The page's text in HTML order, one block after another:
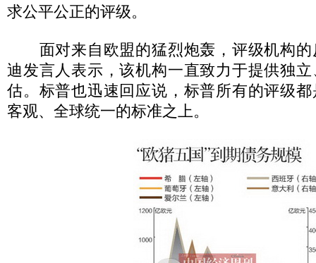
求公平公正的评级。
面对来自欧盟的猛烈炮轰，评级机构的
迪发言人表示，该机构一直致力于提供独
估。标普也迅速回应说，标普所有的评级
客观、全球统一的标准之上。